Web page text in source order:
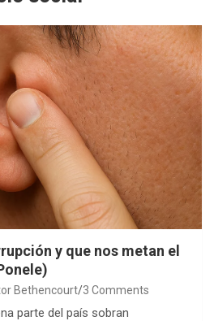
y que nos metan el
Bethencourt 3 Comments
parte del país sobran